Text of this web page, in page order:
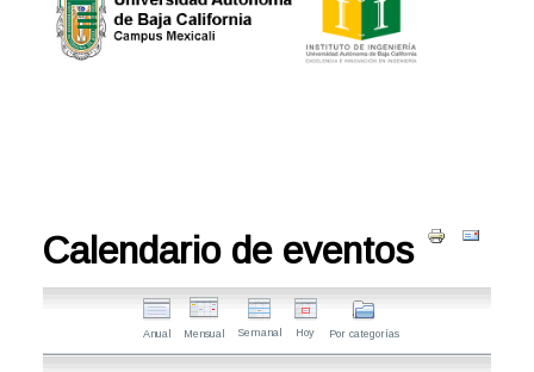
Calendario de eventos
Anual Mensual Semanal Hoy Por categorías